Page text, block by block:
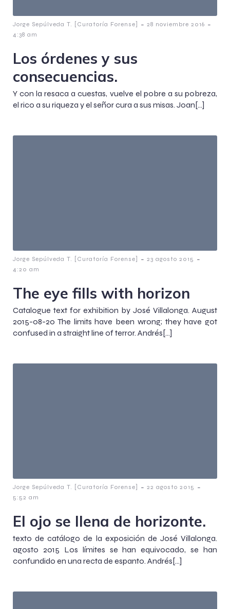
Jorge Sepúlveda T. [Curatoría Forense] - 28 noviembre 2016 -
4:38 am
Los órdenes y sus
consecuencias.
Y con la resaca a cuestas, vuelve el pobre a su pobreza,
el rico a su riqueza y el señor cura a sus misas. Joan[…]
Jorge Sepúlveda T. [Curatoría Forense] - 23 agosto 2015 -
4:20 am
The eye fills with horizon
Catalogue text for exhibition by José Villalonga. August
2015-08-20 The limits have been wrong; they have got
confused in a straight line of terror. Andrés[…]
Jorge Sepúlveda T. [Curatoría Forense] - 22 agosto 2015 -
5:52 am
El ojo se llena de horizonte.
texto de catálogo de la exposición de José Villalonga.
agosto 2015 Los límites se han equivocado, se han
confundido en una recta de espanto. Andrés[…]